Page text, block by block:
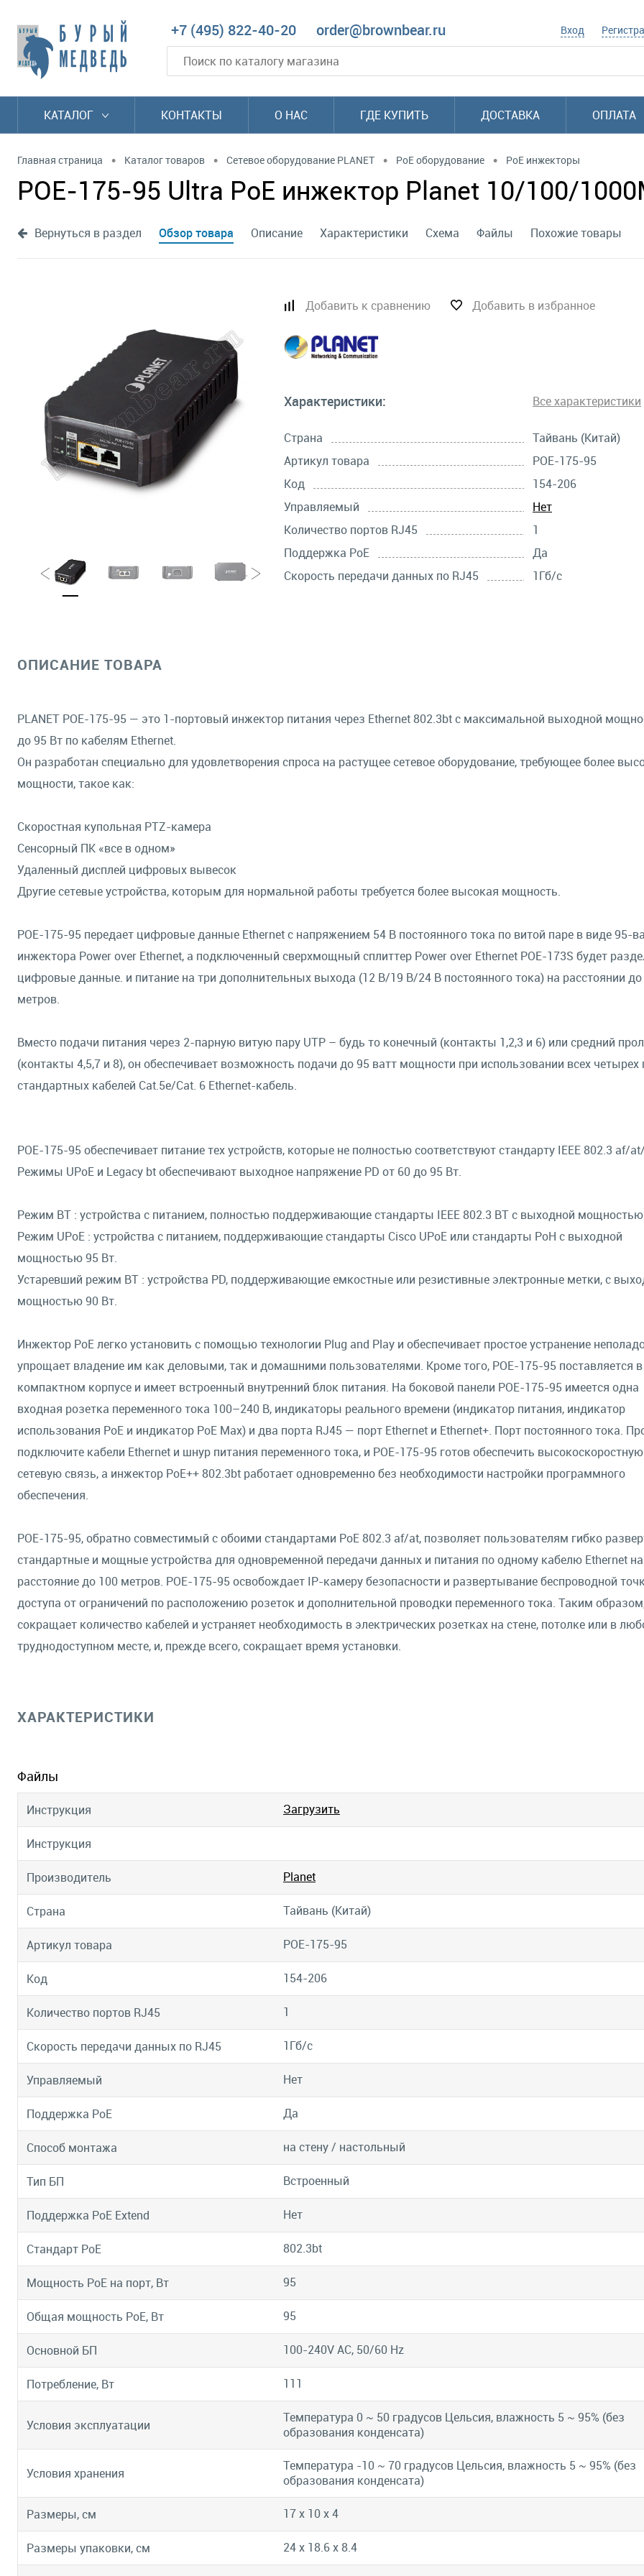
+7 (495) 822-40-20 order@brownbear.ru Вход
КАТАЛОГ КОНТАКТЫ О НАС ГДЕ КУПИТЬ ДОСТАВКА ОПЛАТА
Главная страница • Каталог товаров • Сетевое оборудование PLANET • PoE оборудование • PoE инжекторы
POE-175-95 Ultra PoE инжектор Planet 10/100/
Вернуться в раздел Обзор товара Описание Характеристики Схема Файлы Похожие товары
Добавить к сравнению Добавить в избранное
Характеристики: Все характеристики
Страна
Тайвань (Китай)
Артикул товара
POE-175-95
Код
154-206
Управляемый
Нет
Количество портов RJ45
1
Поддержка PoE
Да
Скорость передачи данных по RJ45
1Гб/с
ОПИСАНИЕ ТОВАРА
PLANET POE-175-95 — это 1-портовый инжектор питания через Ethernet 802.3bt с максимальной выходной
до 95 Вт по кабелям Ethernet.
Он разработан специально для удовлетворения спроса на растущее сетевое оборудование, требующее более
мощности, такое как:
Скоростная купольная PTZ-камера
Сенсорный ПК «все в одном»
Удаленный дисплей цифровых вывесок
Другие сетевые устройства, которым для нормальной работы требуется более высокая мощность.
POE-175-95 передает цифровые данные Ethernet с напряжением 54 В постоянного тока по витой паре в виде 95-
инжектора Power over Ethernet, а подключенный сверхмощный сплиттер Power over Ethernet POE-173S будет
цифровые данные. и питание на три дополнительных выхода (12 В/19 В/24 В постоянного тока) на расстоянии
метров.
Вместо подачи питания через 2-парную витую пару UTP – будь то конечный (контакты 1,2,3 и 6) или средний
(контакты 4,5,7 и 8), он обеспечивает возможность подачи до 95 ватт мощности при использовании всех четырех
стандартных кабелей Cat.5e/Cat. 6 Ethernet-кабель.
POE-175-95 обеспечивает питание тех устройств, которые не полностью соответствуют стандарту IEEE 802.3 af/
Режимы UPoE и Legacy bt обеспечивают выходное напряжение PD от 60 до 95 Вт.
Режим BT : устройства с питанием, полностью поддерживающие стандарты IEEE 802.3 BT с выходной
Режим UPoE : устройства с питанием, поддерживающие стандарты Cisco UPoE или стандарты PoH с выходной
мощностью 95 Вт.
Устаревший режим BT : устройства PD, поддерживающие емкостные или резистивные электронные метки, с
мощностью 90 Вт.
Инжектор PoE легко установить с помощью технологии Plug and Play и обеспечивает простое устранение
упрощает владение им как деловыми, так и домашними пользователями. Кроме того, POE-175-95 поставляется в
компактном корпусе и имеет встроенный внутренний блок питания. На боковой панели POE-175-95 имеется одна
входная розетка переменного тока 100–240 В, индикаторы реального времени (индикатор питания, индикатор
использования PoE и индикатор PoE Max) и два порта RJ45 — порт Ethernet и Ethernet+. Порт постоянного тока.
подключите кабели Ethernet и шнур питания переменного тока, и POE-175-95 готов обеспечить высокоскоростную
сетевую связь, а инжектор PoE++ 802.3bt работает одновременно без необходимости настройки программного
обеспечения.
POE-175-95, обратно совместимый с обоими стандартами PoE 802.3 af/at, позволяет пользователям гибко
стандартные и мощные устройства для одновременной передачи данных и питания по одному кабелю Ethernet на
расстояние до 100 метров. POE-175-95 освобождает IP-камеру безопасности и развертывание беспроводной
доступа от ограничений по расположению розеток и дополнительной проводки переменного тока. Таким
сокращает количество кабелей и устраняет необходимость в электрических розетках на стене, потолке или в
труднодоступном месте, и, прежде всего, сокращает время установки.
ХАРАКТЕРИСТИКИ
Файлы
Инструкция Загрузить
Инструкция
Производитель Planet
Страна Тайвань (Китай)
Артикул товара POE-175-95
Код 154-206
Количество портов RJ45 1
Скорость передачи данных по RJ45 1Гб/с
Управляемый Нет
Поддержка PoE Да
Способ монтажа на стену / настольный
Тип БП Встроенный
Поддержка PoE Extend Нет
Стандарт PoE 802.3bt
Мощность PoE на порт, Вт 95
Общая мощность PoE, Вт 95
Основной БП 100-240V AC, 50/60 Hz
Потребление, Вт 111
Условия эксплуатации
Температура 0 ~ 50 градусов Цельсия, влажность 5 ~ 95% (без
образования конденсата)
Условия хранения
Температура -10 ~ 70 градусов Цельсия, влажность 5 ~ 95% (без
образования конденсата)
Размеры, см 17 x 10 x 4
Размеры упаковки, см 24 x 18.6 x 8.4